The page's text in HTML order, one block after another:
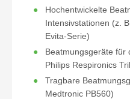
Hochentwickelte
Intensivstationen (z.
Evita-Serie)
Beatmungsgeräte für
Philips Respironics
Tragbare
Medtronic PB560)